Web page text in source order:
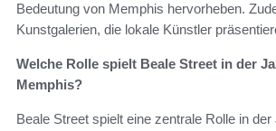
Bedeutung von Memphis hervorheben.
Kunstgalerien, die lokale Künstler
Welche Rolle spielt Beale Street in der
Memphis?
Beale Street spielt eine zentrale Rolle in